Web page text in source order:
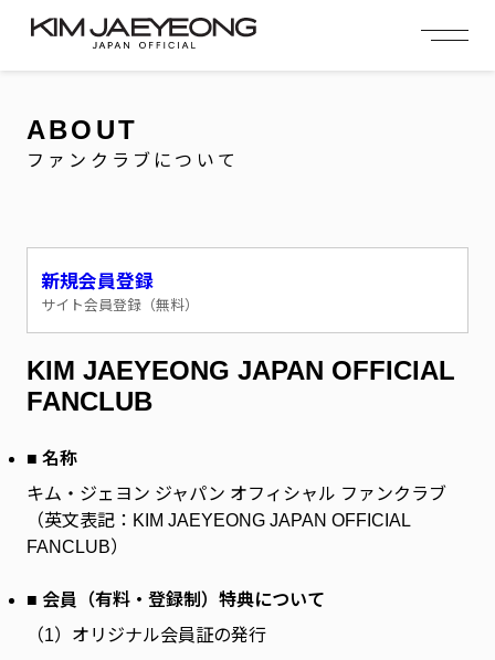
NEWS
PROFILE
EVENT
会員特典
FANCLUB
ファンクラブ
FC NEWS
ビデオ
OFFICIAL MENU
FC NEWS VIDEO GALLERY
ABOUT
ファンクラブについて
新規会員登録
サイト会員登録（無料）
KIM JAEYEONG JAPAN OFFICIAL
FANCLUB
■ 名称
キム・ジェヨン ジャパン オフィシャル ファンクラブ
（英文表記：KIM JAEYEONG JAPAN OFFICIAL
FANCLUB）
■ 会員（有料・登録制）特典について
（1） オリジナル会員証の発行